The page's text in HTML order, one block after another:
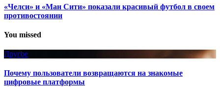
«Челси» и «Ман Сити» показали красивый футбол в своем
противостоянии
You missed
Другое
Почему пользователи возвращаются на знакомые
цифровые платформы